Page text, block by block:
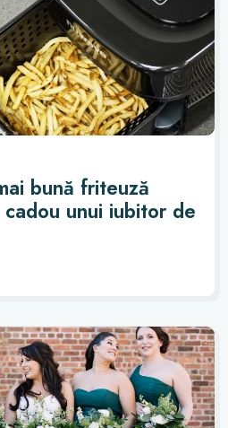
bună friteuză
unui iubitor de